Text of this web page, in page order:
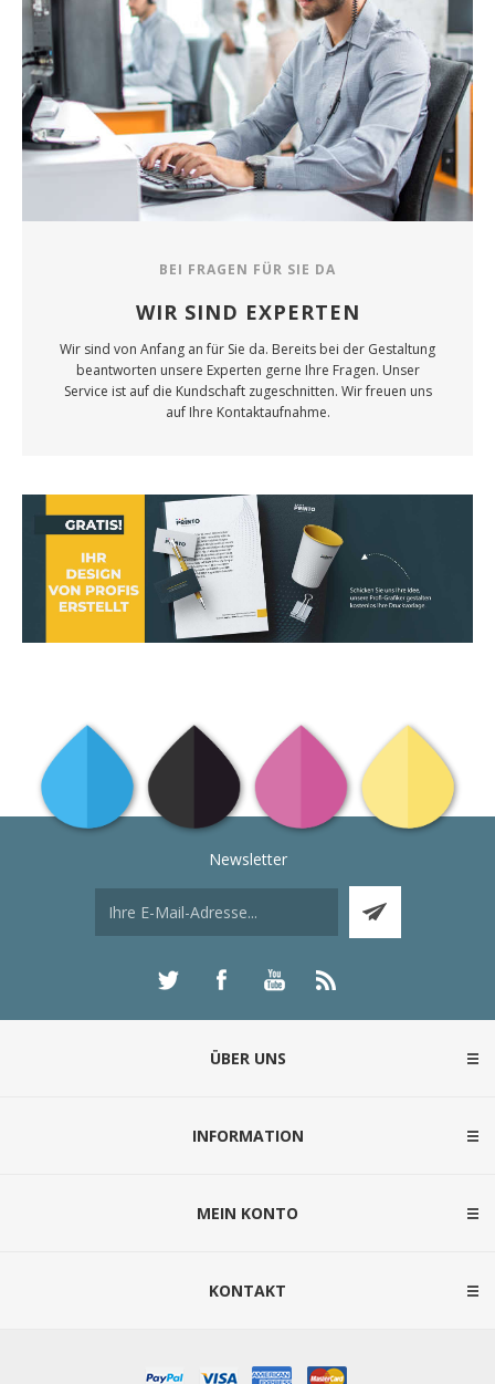
BEI FRAGEN FÜR SIE DA
WIR SIND EXPERTEN
Wir sind von Anfang an für Sie da. Bereits bei der Gestaltung
beantworten unsere Experten gerne Ihre Fragen. Unser
Service ist auf die Kundschaft zugeschnitten. Wir freuen uns
auf Ihre Kontaktaufnahme.
Newsletter
ÜBER UNS
INFORMATION
MEIN KONTO
KONTAKT